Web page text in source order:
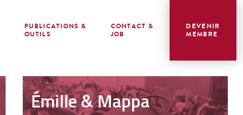
PUBLICATIONS &
OUTILS
CONTACT &
JOB
DEVENIR
MEMBRE
Émille & Mappa